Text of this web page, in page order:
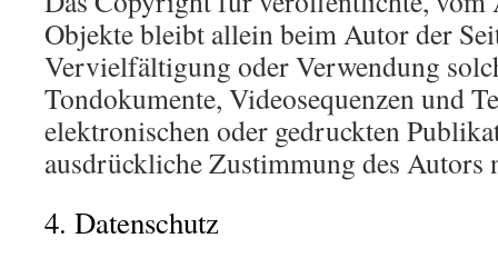
Objekte bleibt allein beim Autor der
Vervielfältigung oder Verwendung
Tondokumente, Videosequenzen und
elektronischen oder gedruckten
ausdrückliche Zustimmung des Autors
4. Datenschutz